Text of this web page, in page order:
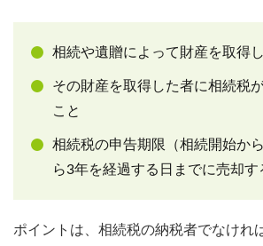
相続や遺贈によって財産を取得
その財産を取得した者に相続税
こと
相続税の申告期限（相続開始か
ら3年を経過する日までに売却す
ポイントは、相続税の納税者でなけれ